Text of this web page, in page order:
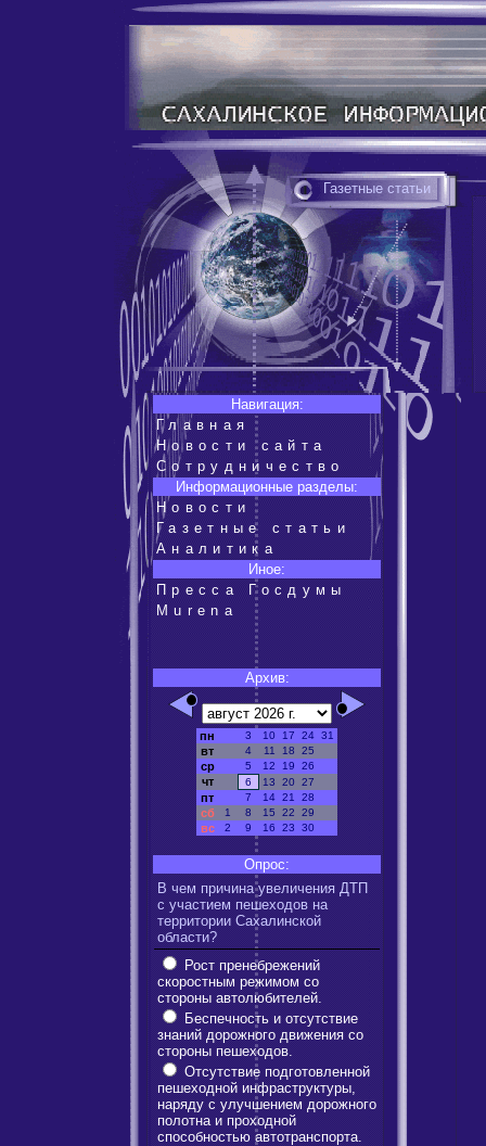
Газетные статьи
Навигация:
Главная
Новости сайта
Сотрудничество
Информационные разделы:
Новости
Газетные статьи
Аналитика
Иное:
Пресса Госдумы
Murena
Архив:
пн 3 10 17 24 31
вт 4 11 18 25
ср 5 12 19 26
чт 6 13 20 27
пт 7 14 21 28
сб 1 8 15 22 29
вс 2 9 16 23 30
Опрос:
В чем причина увеличения ДТП
с участием пешеходов на
территории Сахалинской
области?
Рост пренебрежений
скоростным режимом со
стороны автолюбителей.
Беспечность и отсутствие
знаний дорожного движения со
стороны пешеходов.
Отсутствие подготовленной
пешеходной инфраструктуры,
наряду с улучшением дорожного
полотна и проходной
способностью автотранспорта.